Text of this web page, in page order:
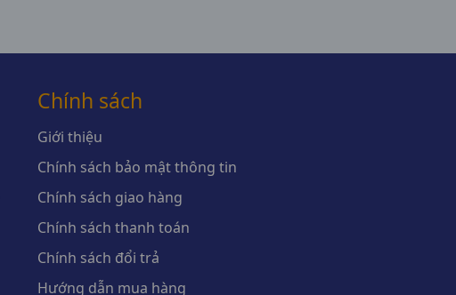
Chính sách
Giới thiệu
Chính sách bảo mật thông tin
Chính sách giao hàng
Chính sách thanh toán
Chính sách đổi trả
Hướng dẫn mua hàng